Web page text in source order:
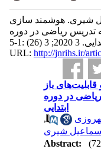
شیری. هوشمند سازی
تدریس ریاضی در دوره
3 2020; 3 (26) :1-5
URL: http://jnrihs.ir/
باز
در دوره
ابتدایی
,
اسماعیل شیری
Abstract: